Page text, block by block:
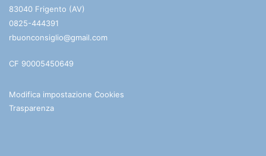
83040 Frigento (AV)
0825-444391
rbuonconsiglio@gmail.com
CF 90005450649
Modifica impostazione Cookies
Trasparenza